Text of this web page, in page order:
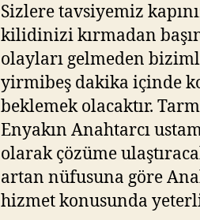
Sizlere tavsiyemiz
kilidinizi kırmadan
olayları gelmeden
yirmibeş dakika içinde
beklemek olacaktır.
Enyakın Anahtarcı
olarak çözüme
artan nüfusuna göre
hizmet konusunda